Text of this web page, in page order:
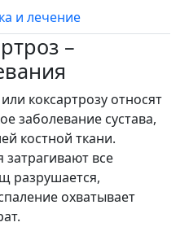
и лечение
–
коксартрозу относят
заболевание сустава,
костной ткани.
все
разрушается,
охватывает